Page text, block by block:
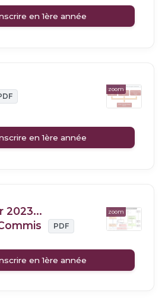
en 1ère année
zoom
en 1ère année
2023...
PDF
zoom
en 1ère année